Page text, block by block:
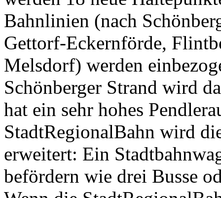
Bahnlinien (nach
Gettorf-Eckernförde,
Melsdorf) werden
Schönberger Strand wird
hat ein sehr hohes
StadtRegionalBahn wird
erweitert: Ein
befördern wie drei Busse